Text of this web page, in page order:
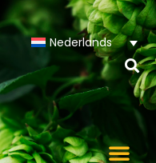
Nederlands